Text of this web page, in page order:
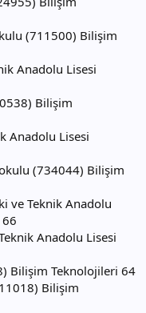
(711500) Bilişim
Anadolu Lisesi
Bilişim
Anadolu Lisesi
(734044) Bilişim
ve Teknik Anadolu
Anadolu Lisesi
Bilişim Teknolojileri 64
Bilişim